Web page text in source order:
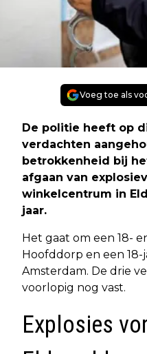
Voeg toe als
De politie heeft op
verdachten
betrokkenheid bij
afgaan van
winkelcentrum in
jaar.
Het gaat om een 18-
Hoofddorp en een
Amsterdam. De drie
voorlopig nog vast.
Explosies